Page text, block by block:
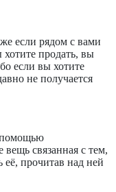
если рядом с вами
продать, вы
если вы хотите
не получается
помощью
связанная с тем,
её, прочитав над ней